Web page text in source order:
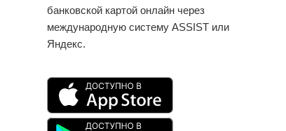
банковской картой онлайн через
международную систему ASSIST или
Яндекс.